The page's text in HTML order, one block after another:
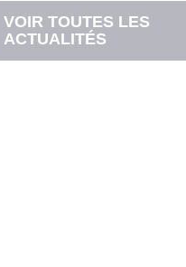
VOIR TOUTES LES
ACTUALITÉS